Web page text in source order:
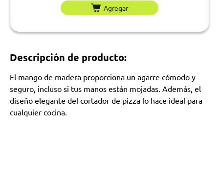
Agregar
Descripción de producto:
El mango de madera proporciona un agarre cómodo y
seguro, incluso si tus manos están mojadas. Además, el
diseño elegante del cortador de pizza lo hace ideal para
cualquier cocina.